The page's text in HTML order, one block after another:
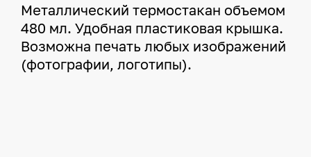
Металлический термостакан объемом
480 мл. Удобная пластиковая крышка.
Возможна печать любых изображений
(фотографии, логотипы).